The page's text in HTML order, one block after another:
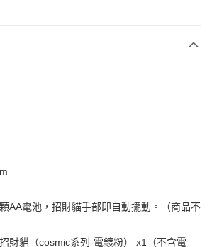
】
供，台灣大哥大用戶可立即使用無須另外申請。
你分期」，訂單成立後會自動跳轉到大哥付的交易
AA電池，招財貓手部即自動擺動。（商品不
財貓（cosmic系列-電鍍粉） x1（不含電